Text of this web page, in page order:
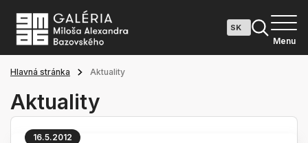
Menu
Hlavná stránka Aktuality
Aktuality
16.5.2012